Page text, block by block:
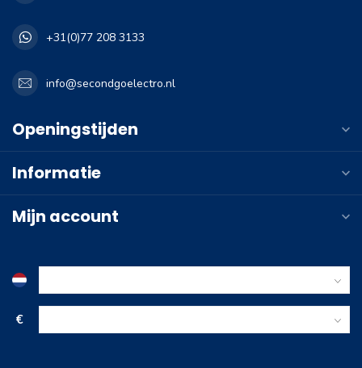
+31(0)77 208 3133
info@secondgoelectro.nl
Openingstijden
Informatie
Mijn account
€